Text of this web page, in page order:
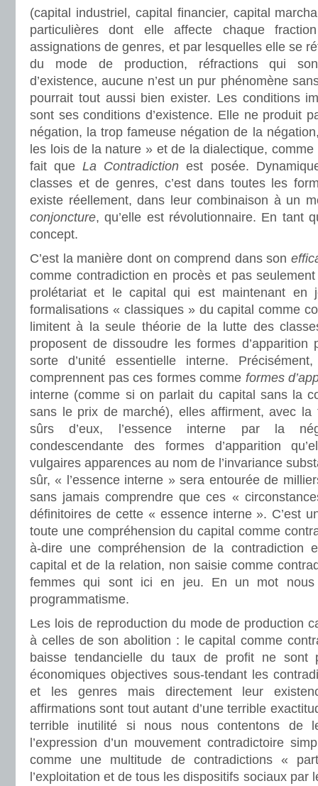
(capital industriel, capital financier, capital
particulières dont elle affecte chaque
assignations de genres, et par lesquelles elle se
du mode de production, réfractions qui
d’existence, aucune n’est un pur phénomène
pourrait tout aussi bien exister. Les conditions
sont ses conditions d’existence. Elle ne produit
négation, la trop fameuse négation de la
les lois de la nature » et de la dialectique,
fait queLa Contradiction est posée.
classes et de genres, c’est dans toutes les
existe réellement, dans leur combinaison à un
conjoncture, qu’elle est révolutionnaire. En tant
concept.
C’est la manière dont on comprend dans son
comme contradiction en procès et pas
prolétariat et le capital qui est maintenant en
formalisations « classiques » du capital comme
limitent à la seule théorie de la lutte des
proposent de dissoudre les formes
sorte d’unité essentielle interne.
comprennent pas ces formes comme formes
interne (comme si on parlait du capital sans la
sans le prix de marché), elles affirment, avec
sûrs d’eux, l’essence interne par la
condescendante des formes d’apparition
vulgaires apparences au nom de l’invariance
sûr, « l’essence interne » sera entourée de
sans jamais comprendre que ces «
définitoires de cette « essence interne ». C’est
toute une compréhension du capital comme
à-dire une compréhension de la contradiction
capital et de la relation, non saisie comme
femmes qui sont ici en jeu. En un mot nous
programmatisme.
Les lois de reproduction du mode de production
à celles de son abolition : le capital comme
baisse tendancielle du taux de profit ne sont
économiques objectives sous-tendant les
et les genres mais directement leur
affirmations sont tout autant d’une terrible
terrible inutilité si nous nous contentons de
l’expression d’un mouvement contradictoire
comme une multitude de contradictions «
l’exploitation et de tous les dispositifs sociaux par